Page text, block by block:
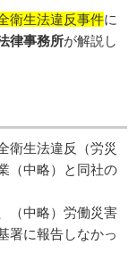
衛生法違反事件に
律事務所が解説し
衛生法違反（労災
（中略）と同社の
（中略）労働災害
署に報告しなかっ